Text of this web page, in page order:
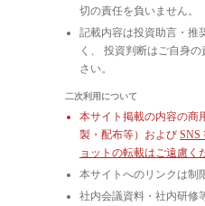
切の責任を負いません。
記載内容は投資助言・推
く、 投資判断はご自身
さい。
二次利用について
本サイト掲載の内容の商
製・配布等）および SNS
ョットの転載はご遠慮く
本サイトへのリンクは制
社内会議資料・社内研修